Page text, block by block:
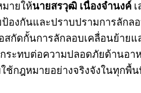
ายให้นายสรวุฒิ เนื่องจำนงค์
ป้องกันและปราบปรามการลัก
กัดกั้นการลักลอบเคลื่อนย้าย
ะทบต่อความปลอดภัยด้านอา
ช้กฎหมายอย่างจริงจังในทุกพื้น